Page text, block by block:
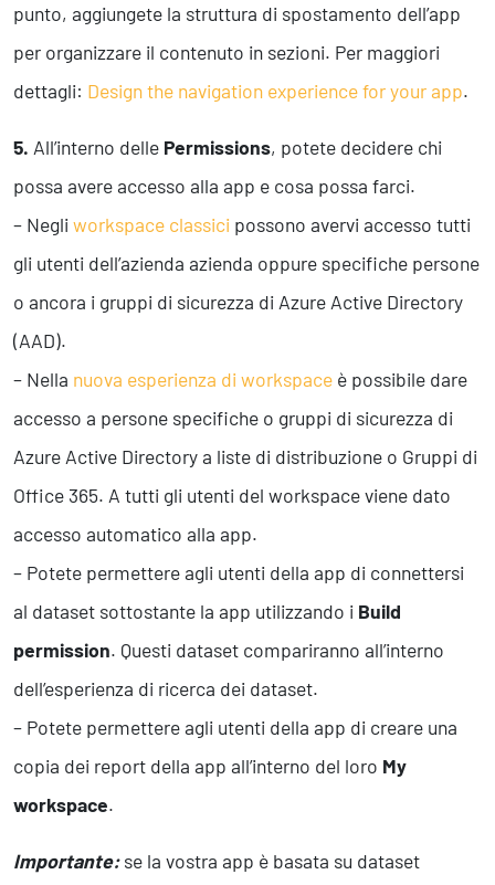
punto, aggiungete la struttura di spostamento dell’app
per organizzare il contenuto in sezioni. Per maggiori
dettagli: Design the navigation experience for your app.
5. All’interno delle Permissions, potete decidere chi
possa avere accesso alla app e cosa possa farci.
– Negli workspace classici possono avervi accesso tutti
gli utenti dell’azienda azienda oppure specifiche persone
o ancora i gruppi di sicurezza di Azure Active Directory
(AAD).
– Nella nuova esperienza di workspace è possibile dare
accesso a persone specifiche o gruppi di sicurezza di
Azure Active Directory a liste di distribuzione o Gruppi di
Office 365. A tutti gli utenti del workspace viene dato
accesso automatico alla app.
– Potete permettere agli utenti della app di connettersi
al dataset sottostante la app utilizzando i Build
permission. Questi dataset compariranno all’interno
dell’esperienza di ricerca dei dataset.
– Potete permettere agli utenti della app di creare una
copia dei report della app all’interno del loro My
workspace.
Importante:se la vostra app è basata su dataset